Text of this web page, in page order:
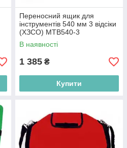
Переносний ящик для
інструментів 540 мм 3 відсіки
(ХЗСО) MTB540-3
В наявності
1 385 ₴
Купити